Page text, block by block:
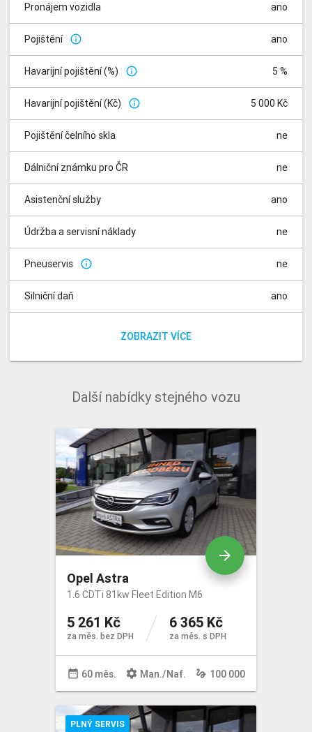
Pronájem vozidla ano
Pojištění info_outline ano
Havarijní pojištění (%) info_outline 5 %
Havarijní pojištění (Kč) info_outline 5 000 Kč
Pojištění čelního skla ne
Dálniční známku pro ČR ne
Asistenční služby ano
Údržba a servisní náklady ne
Pneuservis info_outline ne
Silniční daň ano
ZOBRAZIT VÍCE
Další nabídky stejného vozu
Opel Astra
1.6 CDTi 81kw Fleet Edition M6
5 261 Kč
za měs. bez DPH
6 365 Kč
za měs. s DPH
date_range 60 měs. settings Man./Naf. gesture 100 000
arrow_forward
PLNÝ SERVIS